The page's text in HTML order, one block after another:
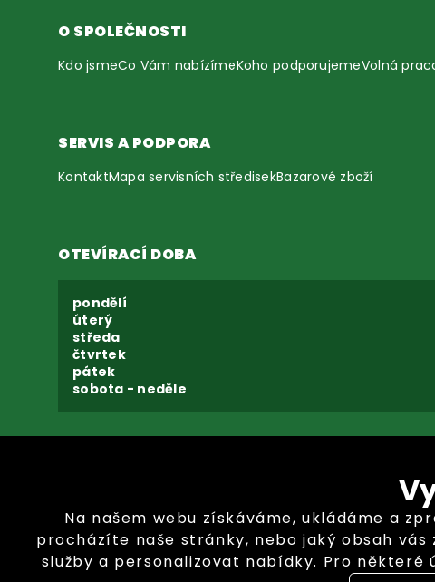
Na našem webu získáváme, ukládáme a
procházíte naše stránky, nebo jaký obsah
služby a personalizovat nabídky. Pro některé
O SPOLEČNOSTI
Kdo jsmeCo Vám nabízímeKoho podporujemeVolná
SERVIS A PODPORA
KontaktMapa servisních středisekBazarové zboží
OTEVÍRACÍ DOBA
pondělí
úterý
středa
čtvrtek
pátek
sobota - neděle